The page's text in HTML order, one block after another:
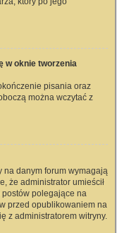
w oknie tworzenia
pisania oraz
można wczytać z
na danym forum wymagają
że administrator umieścił
polegające na
przed opublikowaniem na
z administratorem witryny.